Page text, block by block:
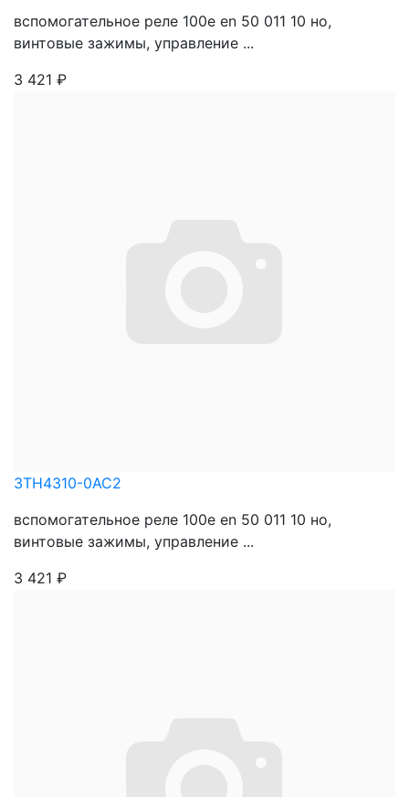
вспомогательное реле 100e en 50 011 10 нo,
винтовые зажимы, управление ...
3 421 ₽
3TH4310-0AC2
вспомогательное реле 100e en 50 011 10 нo,
винтовые зажимы, управление ...
3 421 ₽